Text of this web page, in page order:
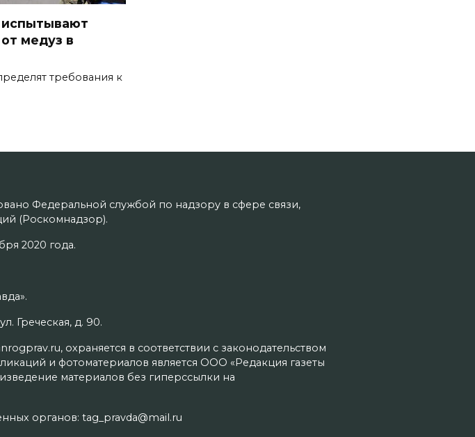
медуз в
требования к
Федеральной службой по надзору в сфере связи,
(Роскомнадзор).
2020 года.
Греческая, д. 90.
охраняется в соответствии с законодательством
и фотоматериалов является ООО «Редакция газеты
материалов без гиперссылки на
органов: tag_pravda@mail.ru